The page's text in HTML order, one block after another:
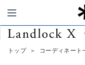
トップ ＞ コーディネート